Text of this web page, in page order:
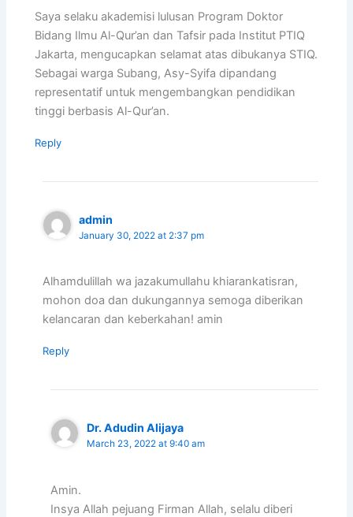
Saya selaku akademisi lulusan Program Doktor
Bidang Ilmu Al-Qur’an dan Tafsir pada Institut PTIQ
Jakarta, mengucapkan selamat atas dibukanya STIQ.
Sebagai warga Subang, Asy-Syifa dipandang
representatif untuk mengembangkan pendidikan
tinggi berbasis Al-Qur’an.
Reply
admin
January 30, 2022 at 2:37 pm
Alhamdulillah wa jazakumullahu khiarankatisran,
mohon doa dan dukungannya semoga diberikan
kelancaran dan keberkahan! amin
Reply
Dr. Adudin Alijaya
March 23, 2022 at 9:40 am
Amin.
Insya Allah pejuang Firman Allah, selalu diberi